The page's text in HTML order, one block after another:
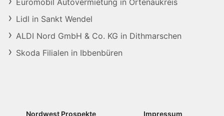
Euromobil Autovermietung in Ortenaukreis
Lidl in Sankt Wendel
ALDI Nord GmbH & Co. KG in Dithmarschen
Skoda Filialen in Ibbenbüren
Nordwest Prospekte Impressum